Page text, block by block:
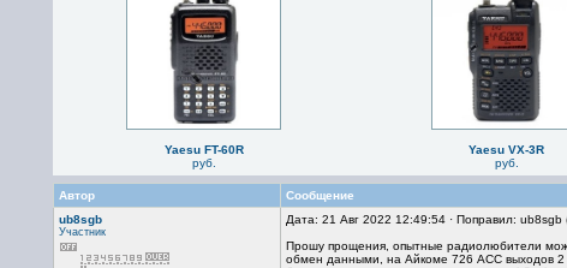
Yaesu FT-60R
руб.
Yaesu VX-3R
руб.
Автор
Сообщение
ub8sgb
Участник
Дата: 21 Авг 2022 12:49:54 · Поправил:
Прошу прощения, опытные радиолюбители
обмен данными, на Айкоме 726 ACC выходов 2